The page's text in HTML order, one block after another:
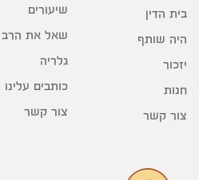
בית הדין
היה שותף
יזכור
חנות
צור קשר
שיעורים
שאל את הרב
גלריה
כותבים עלינו
צור קשר